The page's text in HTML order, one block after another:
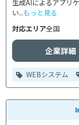
生成AIによるアプリ
い...もっと見る
対応エリア全国
企業詳細
WEBシステム